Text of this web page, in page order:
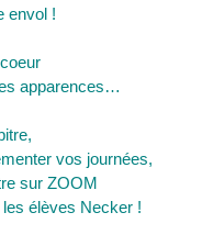
envol !
apparences…
vos journées,
sur ZOOM
élèves Necker !